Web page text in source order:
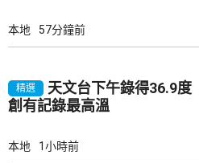
本地 57分鐘前
精選
天文台下午錄得36.9度
創有記錄最高溫
本地 1小時前